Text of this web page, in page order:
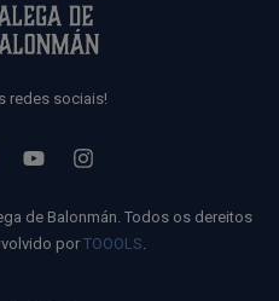
redes sociais!
de Balonmán. Todos os dereitos
porTOOOLS